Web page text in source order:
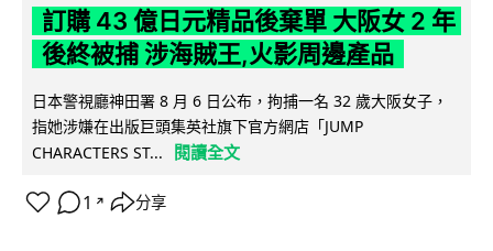
訂購 43 億日元精品後棄單 大阪女 2 年
後終被捕 涉海賊王,火影周邊產品
日本警視廳神田署 8 月 6 日公布，拘捕一名 32 歲大阪女子，
指她涉嫌在出版巨頭集英社旗下官方網店「JUMP
CHARACTERS ST...
閱讀全文
1 ↗ 分享